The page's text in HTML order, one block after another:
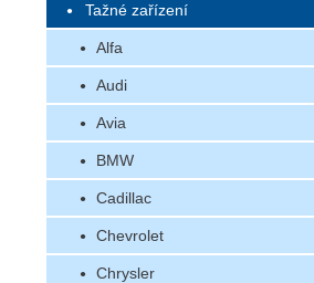
Tažné zařízení
Alfa
Audi
Avia
BMW
Cadillac
Chevrolet
Chrysler